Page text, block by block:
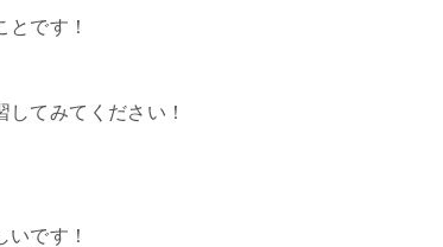
です！
てみてください！
です！